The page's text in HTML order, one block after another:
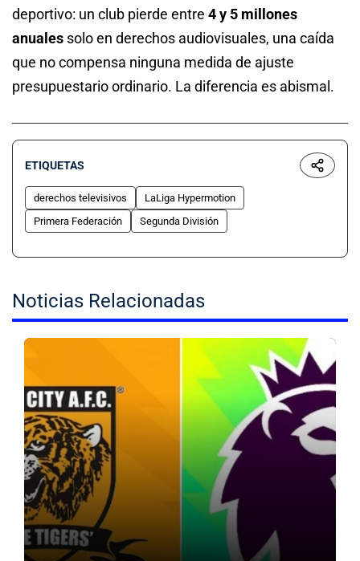
deportivo: un club pierde entre 4 y 5 millones
anuales solo en derechos audiovisuales, una caída
que no compensa ninguna medida de ajuste
presupuestario ordinario. La diferencia es abismal.
ETIQUETAS
derechos televisivos
LaLiga Hypermotion
Primera Federación
Segunda División
Noticias Relacionadas